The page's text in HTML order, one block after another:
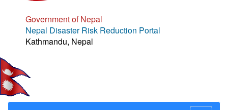
Government of Nepal
Nepal Disaster Risk Reduction Portal
Kathmandu, Nepal